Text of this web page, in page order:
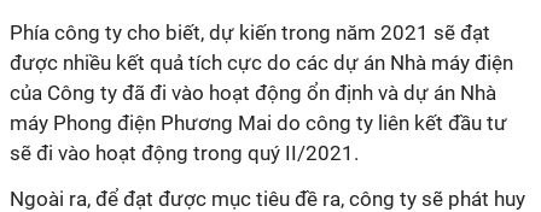
Phía công ty cho biết, dự kiến trong năm 2021 sẽ đạt
được nhiều kết quả tích cực do các dự án Nhà máy điện
của Công ty đã đi vào hoạt động ổn định và dự án Nhà
máy Phong điện Phương Mai do công ty liên kết đầu tư
sẽ đi vào hoạt động trong quý II/2021.
Ngoài ra, để đạt được mục tiêu đề ra, công ty sẽ phát huy